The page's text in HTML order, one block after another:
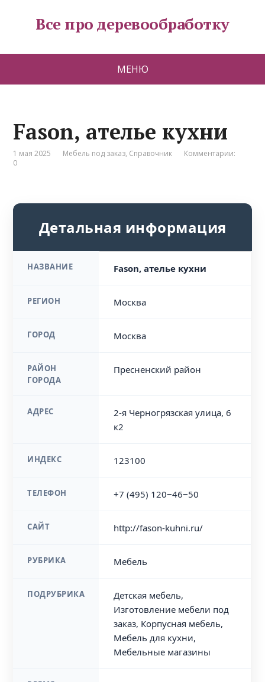
Все про деревообработку
МЕНЮ
Fason, ателье кухни
1 мая 2025 Мебель под заказ, Справочник
Комментарии:
0
Детальная информация
НАЗВАНИЕ Fason, ателье кухни
РЕГИОН Москва
ГОРОД Москва
РАЙОН
ГОРОДА
Пресненский район
АДРЕС
2-я Черногрязская улица, 6
к2
ИНДЕКС 123100
ТЕЛЕФОН +7 (495) 120‒46‒50
САЙТ http://fason-kuhni.ru/
РУБРИКА Мебель
ПОДРУБРИКА
Детская мебель,
Изготовление мебели под
заказ, Корпусная мебель,
Мебель для кухни,
Мебельные магазины